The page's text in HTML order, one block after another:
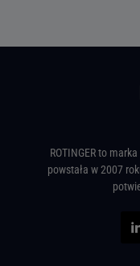
ROTINGER to
powstała w 2007